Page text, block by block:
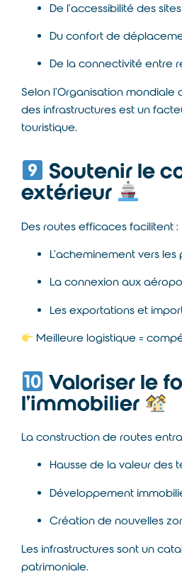
De l’accessibilité des sites
Du confort de
De la connectivité entre
Selon l’Organisation mondiale
des infrastructures est un
touristique.
Soutenir le
extérieur
Des routes efficaces facilitent :
L’acheminement vers les
La connexion aux
Les exportations et
Meilleure logistique =
Valoriser le
l’immobilier
La construction de routes
Hausse de la valeur des
Développement
Création de nouvelles
Les infrastructures sont un
patrimoniale.